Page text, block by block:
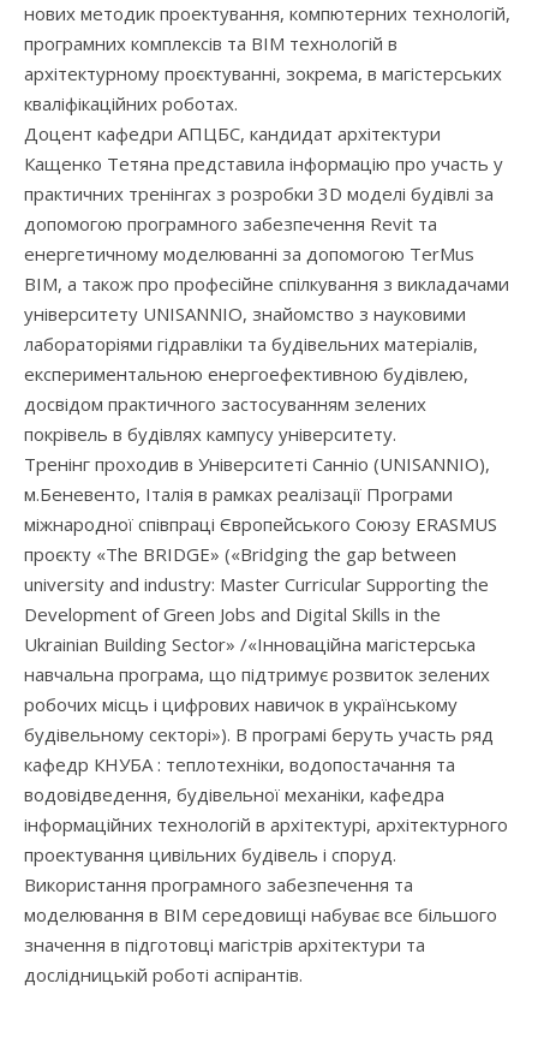
нових методик проектування, компютерних технологій,
програмних комплексів та BIM технологій в
архітектурному проєктуванні, зокрема, в магістерських
кваліфікаційних роботах.
Доцент кафедри АПЦБС, кандидат архітектури
Кащенко Тетяна представила інформацію про участь у
практичних тренінгах з розробки 3D моделі будівлі за
допомогою програмного забезпечення Revit та
енергетичному моделюванні за допомогою TerMus
BIM, а також про професійне спілкування з викладачами
університету UNISANNIO, знайомство з науковими
лабораторіями гідравліки та будівельних матеріалів,
експериментальною енергоефективною будівлею,
досвідом практичного застосуванням зелених
покрівель в будівлях кампусу університету.
Тренінг проходив в Університеті Санніо (UNISANNIO),
м.Беневенто, Італія в рамках реалізації Програми
міжнародної співпраці Європейського Союзу ERASMUS
проєкту «The BRIDGE» («Bridging the gap between
university and industry: Master Curricular Supporting the
Development of Green Jobs and Digital Skills in the
Ukrainian Building Sector» /«Інноваційна магістерська
навчальна програма, що підтримує розвиток зелених
робочих місць і цифрових навичок в українському
будівельному секторі»). В програмі беруть участь ряд
кафедр КНУБА : теплотехніки, водопостачання та
водовідведення, будівельної механіки, кафедра
інформаційних технологій в архітектурі, архітектурного
проектування цивільних будівель і споруд.
Використання програмного забезпечення та
моделювання в BIM середовищі набуває все більшого
значення в підготовці магістрів архітектури та
дослідницькій роботі аспірантів.